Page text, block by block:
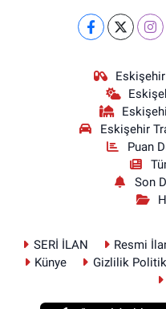
Eskişehir
Puan
Son
SERİ İLAN Resmi
Künye
Gizlilik